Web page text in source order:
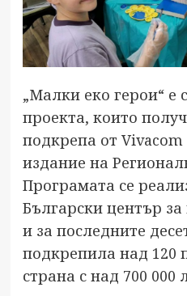
„Малки еко герои“ е
проекта, които
подкрепа от
издание на
Програмата се
Български център
и за последните
подкрепила над 120
страна с над 700 000